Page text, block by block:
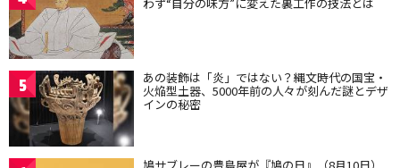
5 あの装飾は「炎」ではない？縄文時代の国宝・
火焔型土器、5000年前の人々が刻んだ謎とデザ
インの秘密